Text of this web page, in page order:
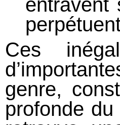
entravent
Ces
genre,
profonde